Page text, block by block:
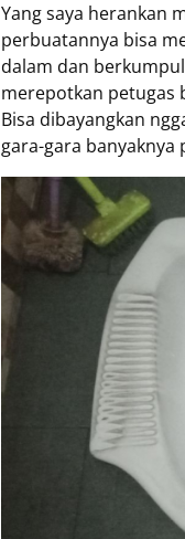
Yang saya herankan
perbuatannya bisa
dalam dan
merepotkan petugas
Bisa dibayangkan
gara-gara banyaknya